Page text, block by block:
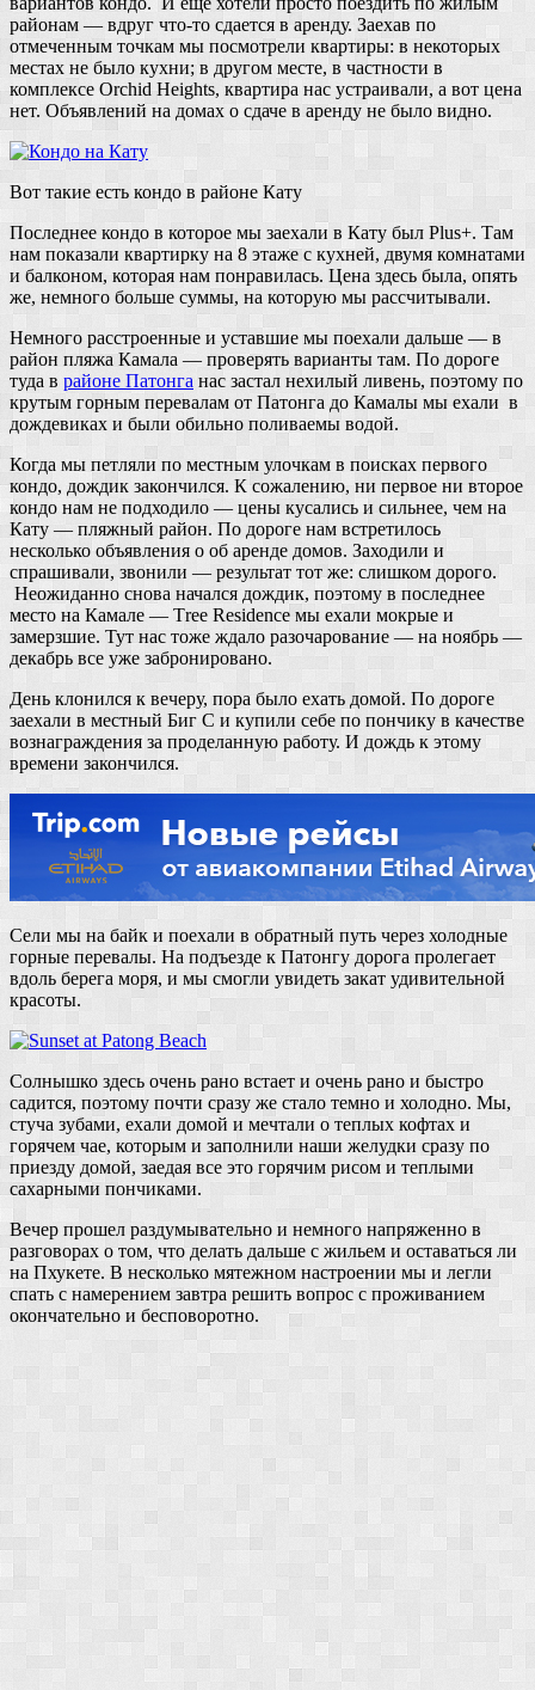
районам — вдруг что-то сдается в аренду. Заехав по
отмеченным точкам мы посмотрели квартиры: в некоторых
местах не было кухни; в другом месте, в частности в
комплексе Orchid Heights, квартира нас устраивали, а вот цена
нет. Объявлений на домах о сдаче в аренду не было видно.
Вот такие есть кондо в районе Кату
Последнее кондо в которое мы заехали в Кату был Plus+. Там
нам показали квартирку на 8 этаже c кухней, двумя комнатами
и балконом, которая нам понравилась. Цена здесь была, опять
же, немного больше суммы, на которую мы рассчитывали.
Немного расстроенные и уставшие мы поехали дальше — в
район пляжа Камала — проверять варианты там. По дороге
туда в районе Патонга нас застал нехилый ливень, поэтому по
крутым горным перевалам от Патонга до Камалы мы ехали в
дождевиках и были обильно поливаемы водой.
Когда мы петляли по местным улочкам в поисках первого
кондо, дождик закончился. К сожалению, ни первое ни второе
кондо нам не подходило — цены кусались и сильнее, чем на
Кату — пляжный район. По дороге нам встретилось
несколько объявления о об аренде домов. Заходили и
спрашивали, звонили — результат тот же: слишком дорого.
Неожиданно снова начался дождик, поэтому в последнее
место на Камале — Тree Residence мы ехали мокрые и
замерзшие. Тут нас тоже ждало разочарование — на ноябрь —
декабрь все уже забронировано.
День клонился к вечеру, пора было ехать домой. По дороге
заехали в местный Биг С и купили себе по пончику в качестве
вознаграждения за проделанную работу. И дождь к этому
времени закончился.
Сели мы на байк и поехали в обратный путь через холодные
горные перевалы. На подъезде к Патонгу дорога пролегает
вдоль берега моря, и мы смогли увидеть закат удивительной
красоты.
Солнышко здесь очень рано встает и очень рано и быстро
садится, поэтому почти сразу же стало темно и холодно. Мы,
стуча зубами, ехали домой и мечтали о теплых кофтах и
горячем чае, которым и заполнили наши желудки сразу по
приезду домой, заедая все это горячим рисом и теплыми
сахарными пончиками.
Вечер прошел раздумывательно и немного напряженно в
разговорах о том, что делать дальше с жильем и оставаться ли
на Пхукете. В несколько мятежном настроении мы и легли
спать с намерением завтра решить вопрос с проживанием
окончательно и бесповоротно.